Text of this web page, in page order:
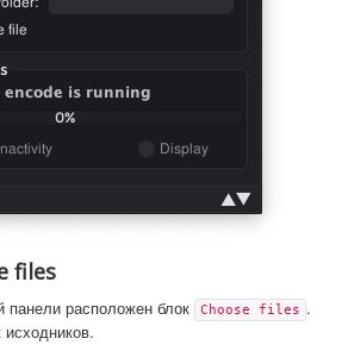
files
панели расположен блок Choose files .